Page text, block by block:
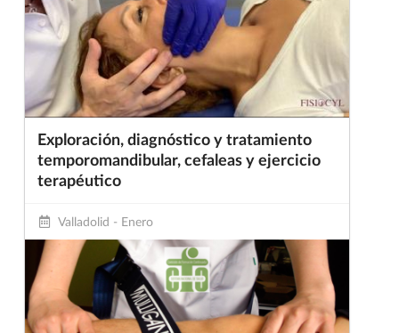
Exploración, diagnóstico y tratamiento
temporomandibular, cefaleas y ejercicio
terapéutico
Valladolid - Enero